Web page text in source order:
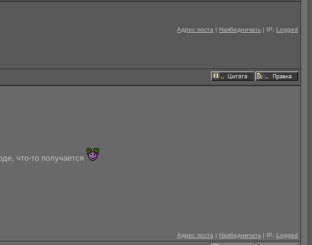
Адрес поста | Наябедничать | IP: Logged
что-то получается
Адрес поста | Наябедничать | IP: Logged